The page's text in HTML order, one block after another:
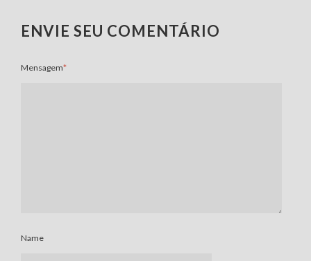
ENVIE SEU COMENTÁRIO
Mensagem*
Name